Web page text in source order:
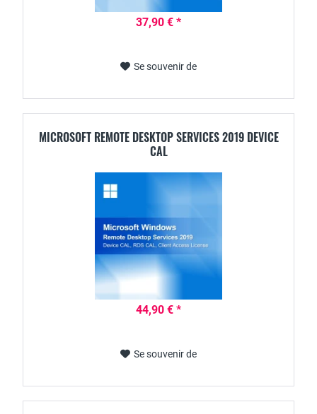
37,90 € *
Se souvenir de
MICROSOFT REMOTE DESKTOP SERVICES 2019 DEVICE
CAL
44,90 € *
Se souvenir de